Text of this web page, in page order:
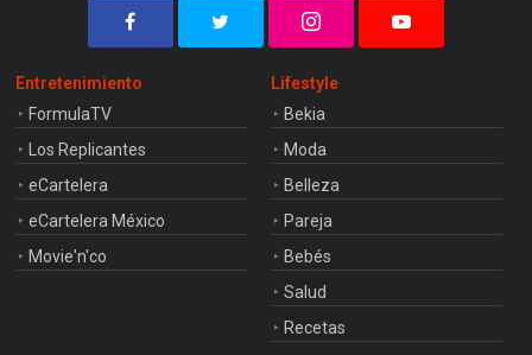
Entretenimiento
FormulaTV
Los Replicantes
eCartelera
eCartelera México
Movie'n'co
Lifestyle
Bekia
Moda
Belleza
Pareja
Bebés
Salud
Recetas